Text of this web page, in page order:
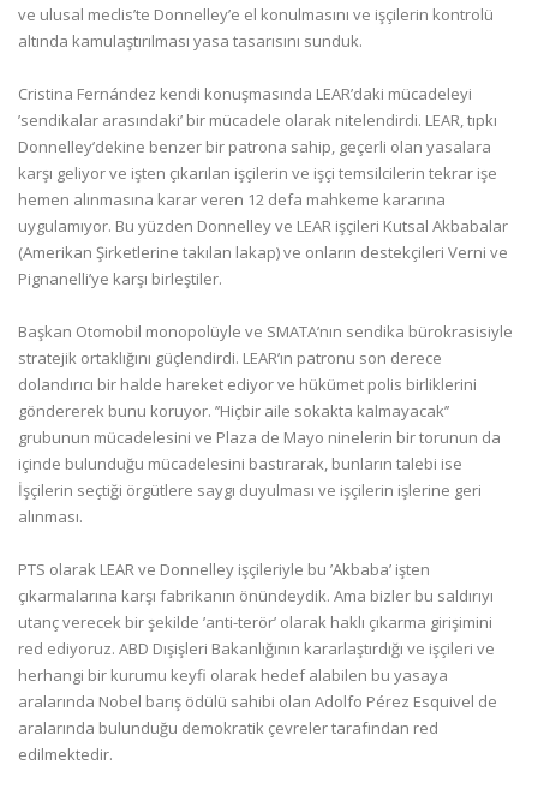
ve ulusal meclis’te Donnelley’e el konulmasını ve işçilerin kontrolü
altında kamulaştırılması yasa tasarısını sunduk.
Cristina Fernández kendi konuşmasında LEAR’daki mücadeleyi
’sendikalar arasındaki’ bir mücadele olarak nitelendirdi. LEAR, tıpkı
Donnelley’dekine benzer bir patrona sahip, geçerli olan yasalara
karşı geliyor ve işten çıkarılan işçilerin ve işçi temsilcilerin tekrar işe
hemen alınmasına karar veren 12 defa mahkeme kararına
uygulamıyor. Bu yüzden Donnelley ve LEAR işçileri Kutsal Akbabalar
(Amerikan Şirketlerine takılan lakap) ve onların destekçileri Verni ve
Pignanelli’ye karşı birleştiler.
Başkan Otomobil monopolüyle ve SMATA’nın sendika bürokrasisiyle
stratejik ortaklığını güçlendirdi. LEAR’ın patronu son derece
dolandırıcı bir halde hareket ediyor ve hükümet polis birliklerini
göndererek bunu koruyor. ’’Hiçbir aile sokakta kalmayacak’’
grubunun mücadelesini ve Plaza de Mayo ninelerin bir torunun da
içinde bulunduğu mücadelesini bastırarak, bunların talebi ise
İşçilerin seçtiği örgütlere saygı duyulması ve işçilerin işlerine geri
alınması.
PTS olarak LEAR ve Donnelley işçileriyle bu ’Akbaba’ işten
çıkarmalarına karşı fabrikanın önündeydik. Ama bizler bu saldırıyı
utanç verecek bir şekilde ’anti-terör’ olarak haklı çıkarma girişimini
red ediyoruz. ABD Dışişleri Bakanlığının kararlaştırdığı ve işçileri ve
herhangi bir kurumu keyfi olarak hedef alabilen bu yasaya
aralarında Nobel barış ödülü sahibi olan Adolfo Pérez Esquivel de
aralarında bulunduğu demokratik çevreler tarafından red
edilmektedir.